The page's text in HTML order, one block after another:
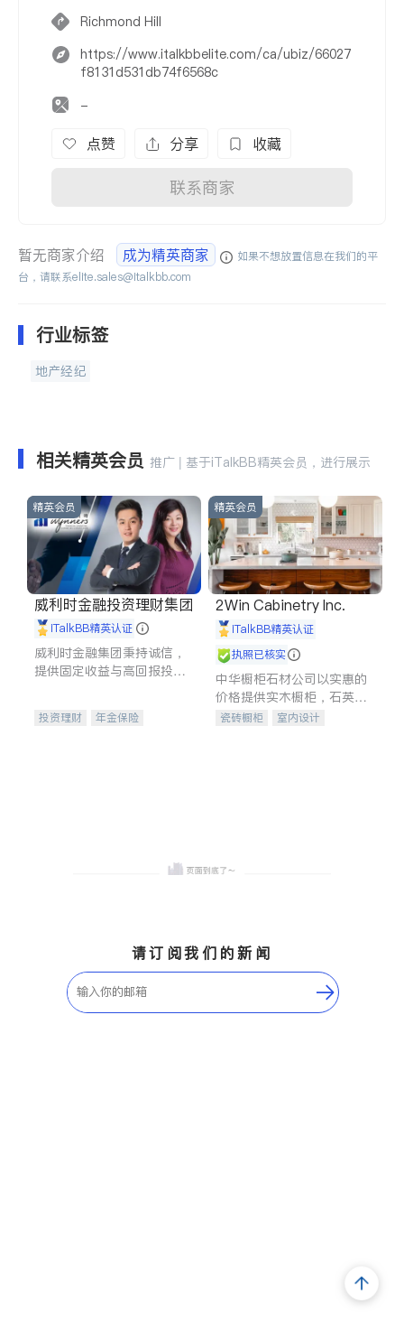
Richmond Hill
https://www.italkbbelite.com/ca/ubiz/66027
f8131d531db74f6568c
-
点赞 分享 收藏
联系商家
暂无商家介绍 成为精英商家
如果不想放置信息在我们的平
台，请联系elite.sales@italkbb.com
行业标签
地产经纪
相关精英会员 推广 | 基于iTalkBB精英会员，进行展示
精英会员
威利时金融投资理财集团
iTalkBB精英认证
威利时金融集团秉持诚信，
提供固定收益与高回报投资
合，助力客户实现目标
投资理财
年金保险
精英会员
2Win Cabinetry Inc.
iTalkBB精英认证
执照已核实
中华橱柜石材公司以实惠的
价格提供实木橱柜，石英石
台面，多种优质不锈钢水
瓷砖橱柜
室内设计
请订阅我们的新闻